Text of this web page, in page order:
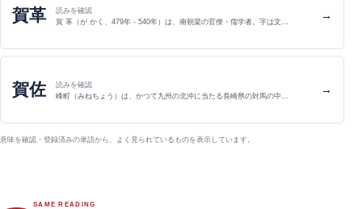
賀革
読みを確認
賀 革（が かく、479年 - 540年）は、南朝梁の官僚・儒学者。字は文…
→
賀佐
読みを確認
峰町（みねちょう）は、かつて九州の北沖に当たる長崎県の対馬の中…
→
意味を確認・登録済みの単語から、よく見られているものを表示しています。
SAME READING